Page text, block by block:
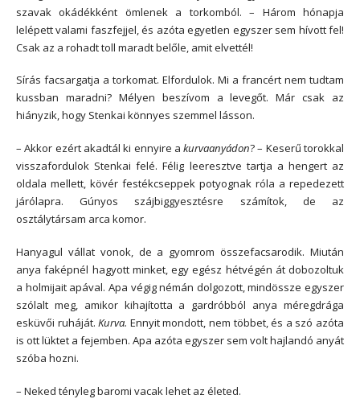
szavak okádékként ömlenek a torkomból. – Három hónapja
lelépett valami faszfejjel, és azóta egyetlen egyszer sem hívott fel!
Csak az a rohadt toll maradt belőle, amit elvettél!
Sírás facsargatja a torkomat. Elfordulok. Mi a francért nem tudtam
kussban maradni? Mélyen beszívom a levegőt. Már csak az
hiányzik, hogy Stenkai könnyes szemmel lásson.
– Akkor ezért akadtál ki ennyire akurvaanyádon? – Keserű torokkal
visszafordulok Stenkai felé. Félig leeresztve tartja a hengert az
oldala mellett, kövér festékcseppek potyognak róla a repedezett
járólapra. Gúnyos szájbiggyesztésre számítok, de az
osztálytársam arca komor.
Hanyagul vállat vonok, de a gyomrom összefacsarodik. Miután
anya faképnél hagyott minket, egy egész hétvégén át dobozoltuk
a holmijait apával. Apa végig némán dolgozott, mindössze egyszer
szólalt meg, amikor kihajította a gardróbból anya méregdrága
esküvői ruháját.Kurva. Ennyit mondott, nem többet, és a szó azóta
is ott lüktet a fejemben. Apa azóta egyszer sem volt hajlandó anyát
szóba hozni.
– Neked tényleg baromi vacak lehet az életed.